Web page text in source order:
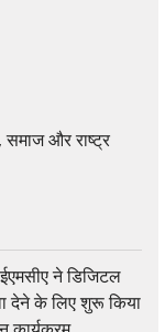
समाज और राष्ट्र
ने डिजिटल
देने के लिए शुरू किया